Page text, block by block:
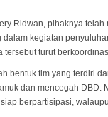
Ridwan, pihaknya
dalam kegiatan
tersebut turut
bentuk tim yang terdiri
dan mencegah DBD.
berpartisipasi,